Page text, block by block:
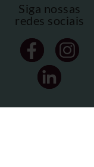
Siga nossas
redes sociais